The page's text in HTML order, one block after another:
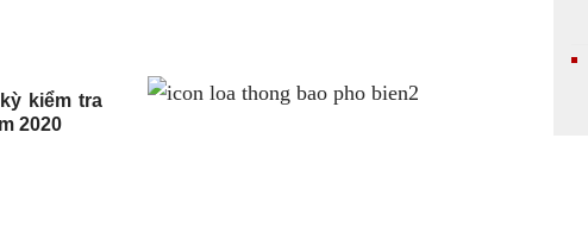
kiểm tra
2020